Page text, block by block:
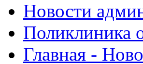
Новости
Поликлиника
Главная -